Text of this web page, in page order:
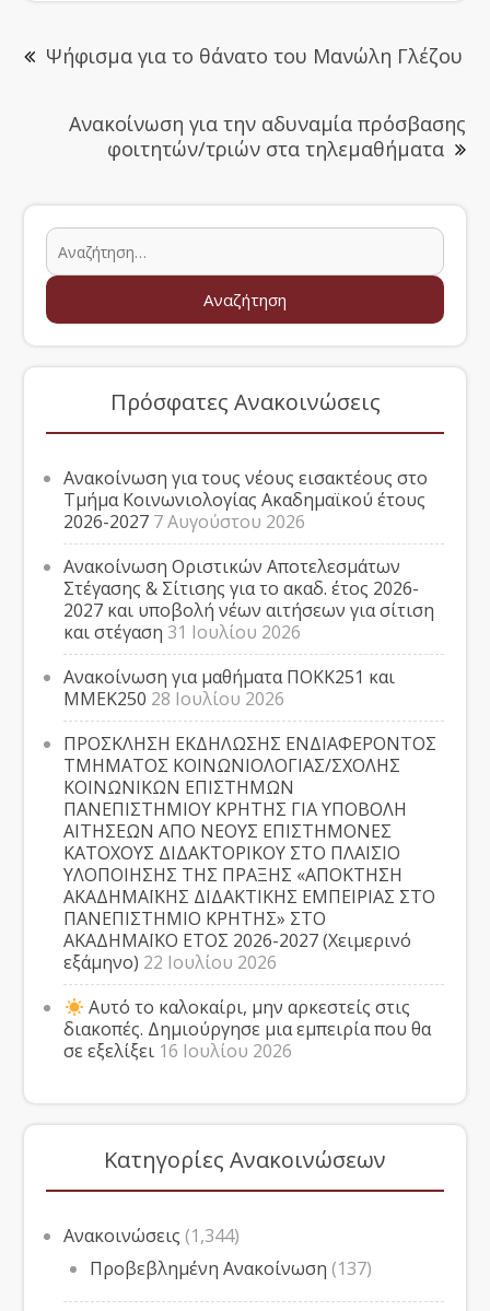
Ψήφισμα για το θάνατο του Μανώλη Γλέζου
Ανακοίνωση για την αδυναμία πρόσβασης
φοιτητών/τριών στα τηλεμαθήματα
Πρόσφατες Ανακοινώσεις
Ανακοίνωση για τους νέους εισακτέους στο
Τμήμα Κοινωνιολογίας Ακαδημαϊκού έτους
2026-2027 7 Αυγούστου 2026
Ανακοίνωση Οριστικών Αποτελεσμάτων
Στέγασης & Σίτισης για το ακαδ. έτος 2026-
2027 και υποβολή νέων αιτήσεων για σίτιση
και στέγαση 31 Ιουλίου 2026
Ανακοίνωση για μαθήματα ΠΟΚΚ251 και
ΜΜΕΚ250 28 Ιουλίου 2026
ΠΡΟΣΚΛΗΣΗ ΕΚΔΗΛΩΣΗΣ ΕΝΔΙΑΦΕΡΟΝΤΟΣ
ΤΜΗΜΑΤΟΣ ΚΟΙΝΩΝΙΟΛΟΓΙΑΣ/ΣΧΟΛΗΣ
ΚΟΙΝΩΝΙΚΩΝ ΕΠΙΣΤΗΜΩΝ
ΠΑΝΕΠΙΣΤΗΜΙΟΥ ΚΡΗΤΗΣ ΓΙΑ ΥΠΟΒΟΛΗ
ΑΙΤΗΣΕΩΝ ΑΠΟ ΝΕΟΥΣ ΕΠΙΣΤΗΜΟΝΕΣ
ΚΑΤΟΧΟΥΣ ΔΙΔΑΚΤΟΡΙΚΟΥ ΣΤΟ ΠΛΑΙΣΙΟ
ΥΛΟΠΟΙΗΣΗΣ ΤΗΣ ΠΡΑΞΗΣ «ΑΠΟΚΤΗΣΗ
ΑΚΑΔΗΜΑΪΚΗΣ ΔΙΔΑΚΤΙΚΗΣ ΕΜΠΕΙΡΙΑΣ ΣΤΟ
ΠΑΝΕΠΙΣΤΗΜΙΟ ΚΡΗΤΗΣ» ΣΤΟ
ΑΚΑΔΗΜΑΪΚΟ ΕΤΟΣ 2026-2027 (Χειμερινό
εξάμηνο) 22 Ιουλίου 2026
Αυτό το καλοκαίρι, μην αρκεστείς στις
διακοπές. Δημιούργησε μια εμπειρία που θα
σε εξελίξει 16 Ιουλίου 2026
Κατηγορίες Ανακοινώσεων
Ανακοινώσεις (1,344)
Προβεβλημένη Ανακοίνωση (137)